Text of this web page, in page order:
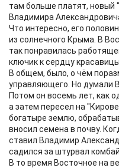
там больше платят, новый
Владимира
Что интересно, его
из солнечного Крыма. В
так понравилась
ключик к сердцу
В общем, было, о чём
управляющего. Но думали
Потом он восемь лет, как
а затем пересел на
богатыре землю,
вносил семена в почву.
ставил Владимир
садился за штурвал
В то время Восточное на